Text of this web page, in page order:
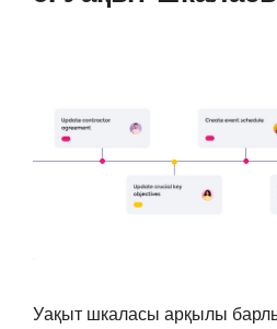
Уақыт шкаласы арқылы